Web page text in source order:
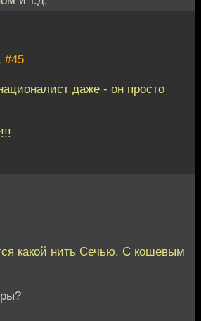
#45
даже - он просто
какой нить Сечью. С кошевым